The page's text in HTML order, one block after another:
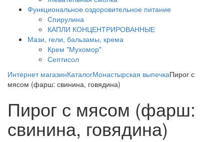
Функциональное оздоровительное питание
Спирулина
КАПЛИ КОНЦЕНТРИРОВАННЫЕ
Мази, гели, бальзамы, крема
Крем "Мухомор"
Септисол
Интернет магазинКаталогМонастырская выпечкаПирог с
мясом (фарш: свинина, говядина)
Пирог с мясом (фарш:
свинина, говядина)